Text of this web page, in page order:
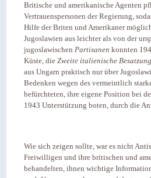
Britische und amerikanische Agenten
Vertrauenspersonen der Regierung,
Hilfe der Briten und Amerikaner
Jugoslawien aus leichter als von der
jugoslawischen Partisanen konnten
Küste, die Zweite italienische
aus Ungarn praktisch nur über
Bedenken wegen des vermeintlich
befürchteten, ihre eigene Position bei
1943 Unterstützung boten, durch die
Wie sich zeigen sollte, war es nicht
Freiwilligen und ihre britischen und
behandelten, ihnen wichtige